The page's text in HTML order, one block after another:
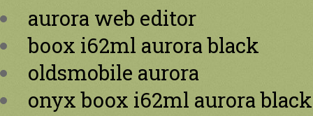
aurora web editor
boox i62ml aurora black
oldsmobile aurora
onyx boox i62ml aurora black